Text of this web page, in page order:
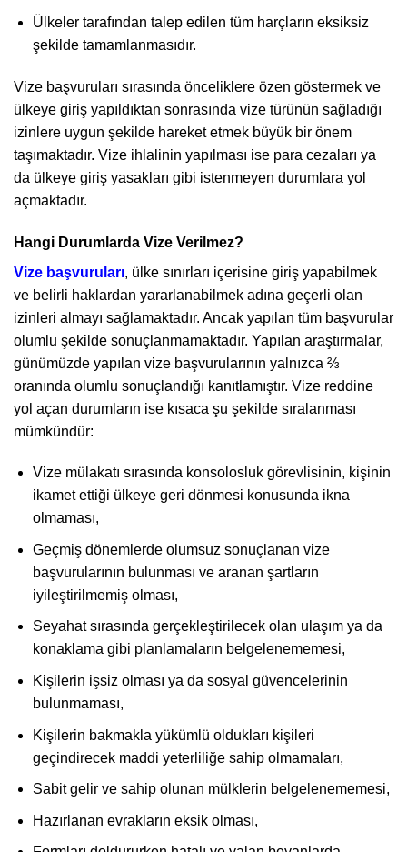
Ülkeler tarafından talep edilen tüm harçların eksiksiz
şekilde tamamlanmasıdır.
Vize başvuruları sırasında önceliklere özen göstermek ve
ülkeye giriş yapıldıktan sonrasında vize türünün sağladığı
izinlere uygun şekilde hareket etmek büyük bir önem
taşımaktadır. Vize ihlalinin yapılması ise para cezaları ya
da ülkeye giriş yasakları gibi istenmeyen durumlara yol
açmaktadır.
Hangi Durumlarda Vize Verilmez?
Vize başvuruları, ülke sınırları içerisine giriş yapabilmek
ve belirli haklardan yararlanabilmek adına geçerli olan
izinleri almayı sağlamaktadır. Ancak yapılan tüm başvurular
olumlu şekilde sonuçlanmamaktadır. Yapılan araştırmalar,
günümüzde yapılan vize başvurularının yalnızca ⅔
oranında olumlu sonuçlandığı kanıtlamıştır. Vize reddine
yol açan durumların ise kısaca şu şekilde sıralanması
mümkündür:
Vize mülakatı sırasında konsolosluk görevlisinin, kişinin
ikamet ettiği ülkeye geri dönmesi konusunda ikna
olmaması,
Geçmiş dönemlerde olumsuz sonuçlanan vize
başvurularının bulunması ve aranan şartların
iyileştirilmemiş olması,
Seyahat sırasında gerçekleştirilecek olan ulaşım ya da
konaklama gibi planlamaların belgelenememesi,
Kişilerin işsiz olması ya da sosyal güvencelerinin
bulunmaması,
Kişilerin bakmakla yükümlü oldukları kişileri
geçindirecek maddi yeterliliğe sahip olmamaları,
Sabit gelir ve sahip olunan mülklerin belgelenememesi,
Hazırlanan evrakların eksik olması,